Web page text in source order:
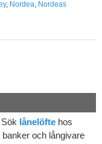
, Nordea, Nordeas
lånelöfte hos
och långivare